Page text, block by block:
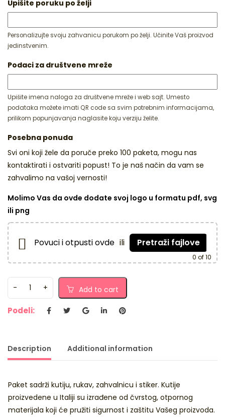
Upišite poruku po želji
Personalizujte svoju zahvanicu porukom po želji. Učinite Vaš proizvod
jedinstvenim.
Podaci za društvene mreže
Upišite imena naloga za društvene mreže i web sajt. Umesto
podataka možete imati QR code sa svim potrebnim informacijama,
prilikom popunjavanja naglasite koju verziju želite.
Posebna ponuda
Svi oni koji žele da poruče preko 100 paketa, mogu nas
kontaktirati i ostvariti popust! To je naš način da vam se
zahvalimo na vašoj vernosti!
Molimo Vas da ovde dodate svoj logo u formatu pdf, svg
ili png
Povuci i otpusti ovde ili Pretraži fajlove
0 of 10
Add to cart
Podeli:
Description Additional information
Paket sadrži kutiju, rukav, zahvalnicu i stiker. Kutije
proizvedene u Italiji su izrađene od čvrstog, otpornog
materijala koji će pružiti sigurnost i zaštitu Vašeg proizvoda.